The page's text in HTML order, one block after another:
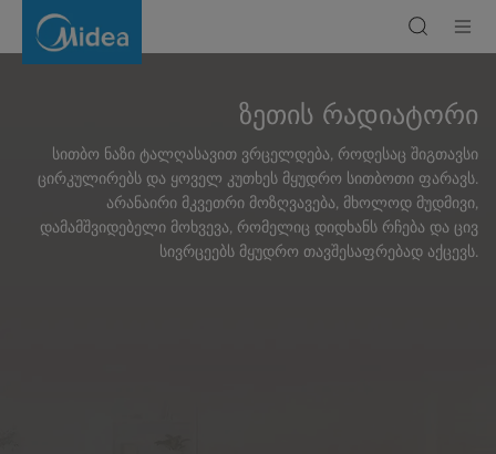
Radiator
ზეთის რადიატორი
სითბო ნაზი ტალღასავით ვრცელდება, როდესაც შიგთავსი
ცირკულირებს და ყოველ კუთხეს მყუდრო სითბოთი ფარავს.
არანაირი მკვეთრი მოზღვავება, მხოლოდ მუდმივი,
დამამშვიდებელი მოხვევა, რომელიც დიდხანს რჩება და ცივ
სივრცეებს მყუდრო თავშესაფრებად აქცევს.